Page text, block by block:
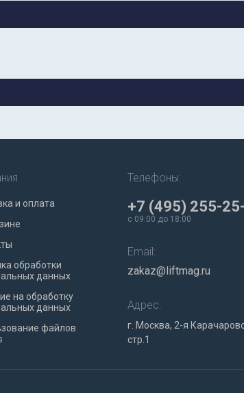
и оплата
обработки
данных
на обработку
данных
файлов
Телефоны:
+7 (495) 255-
c 09:00 до 18:00
Email:
zakaz@liftmag.ru
Адрес:
г. Москва, 2-я
стр.1